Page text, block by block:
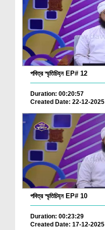
পবিত্র স্মৃতিচিহ্ন EP# 12
Duration: 00:20:57
Created Date: 22-12-2025
পবিত্র স্মৃতিচিহ্ন EP# 10
Duration: 00:23:29
Created Date: 17-12-2025